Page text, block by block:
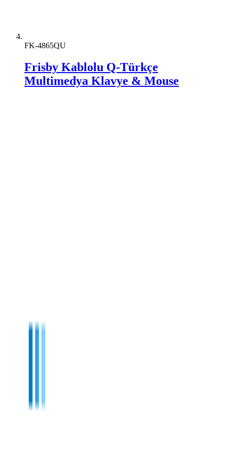
FK-4865QU
Frisby Kablolu Q-Türkçe
Multimedya Klavye & Mouse